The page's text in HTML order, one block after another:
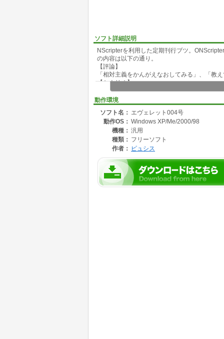
ソフト詳細説明
NScripterを利用した定期刊行ブツ。
の内容は以下の通り。
【評論】
「相対主義をかんがえなおしてみる」、「教
【シナリオ】
「ある男の回想 04」、「事実」
【音楽】
「Format X」
動作環境
ソフト名： エヴェレット004号
動作OS： Windows XP/Me/2000/98
機種： 汎用
種類： フリーソフト
作者：
ピュシス